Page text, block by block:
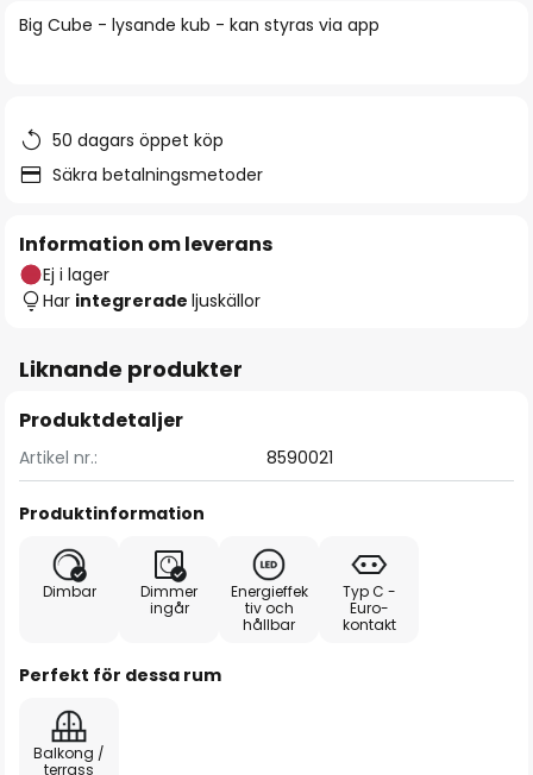
bildgalleriet
Big Cube - lysande kub - kan styras via app
50 dagars öppet köp
Säkra betalningsmetoder
Information om leverans
Ej i lager
Har integrerade ljuskällor
Liknande produkter
Produktdetaljer
Artikel nr.: 8590021
Produktinformation
Dimbar
Dimmer
ingår
Energieffek
tiv och
hållbar
Typ C -
Euro-
kontakt
Perfekt för dessa rum
Balkong /
terrass